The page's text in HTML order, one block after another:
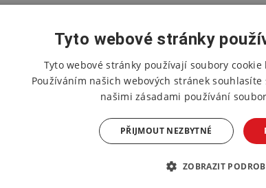
Tyto webové stránky
Tyto webové stránky používají soubory
Používáním našich webových stránek
našimi zásadami používání
PŘIJMOUT NEZBYTNÉ
ZOBRAZIT